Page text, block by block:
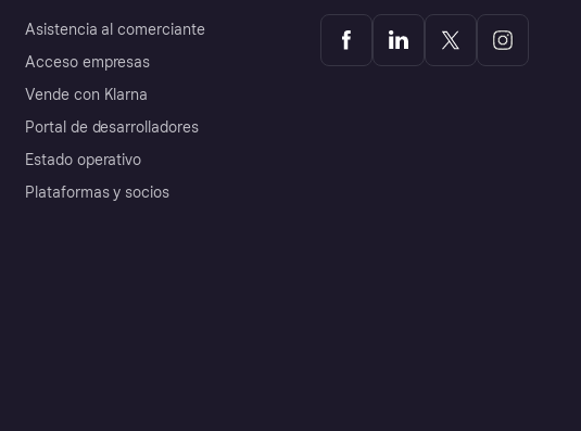
Asistencia al comerciante
Acceso empresas
Vende con Klarna
Portal de desarrolladores
Estado operativo
Plataformas y socios